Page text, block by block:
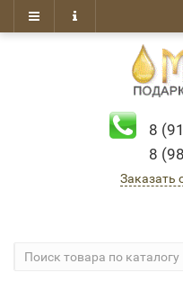
8
8
Заказать